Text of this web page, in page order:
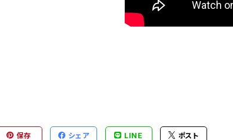
保存 シェア LINE ポスト